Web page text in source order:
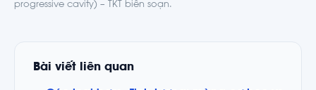
progressive cavity) – TKT biên soạn.
Bài viết liên quan